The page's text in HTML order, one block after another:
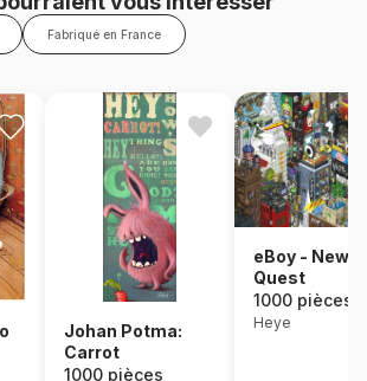
Fabriqué en France
Johan Potma:
Carrot
1000 pièces
eBoy - New
Quest
1000 pièces
Heye